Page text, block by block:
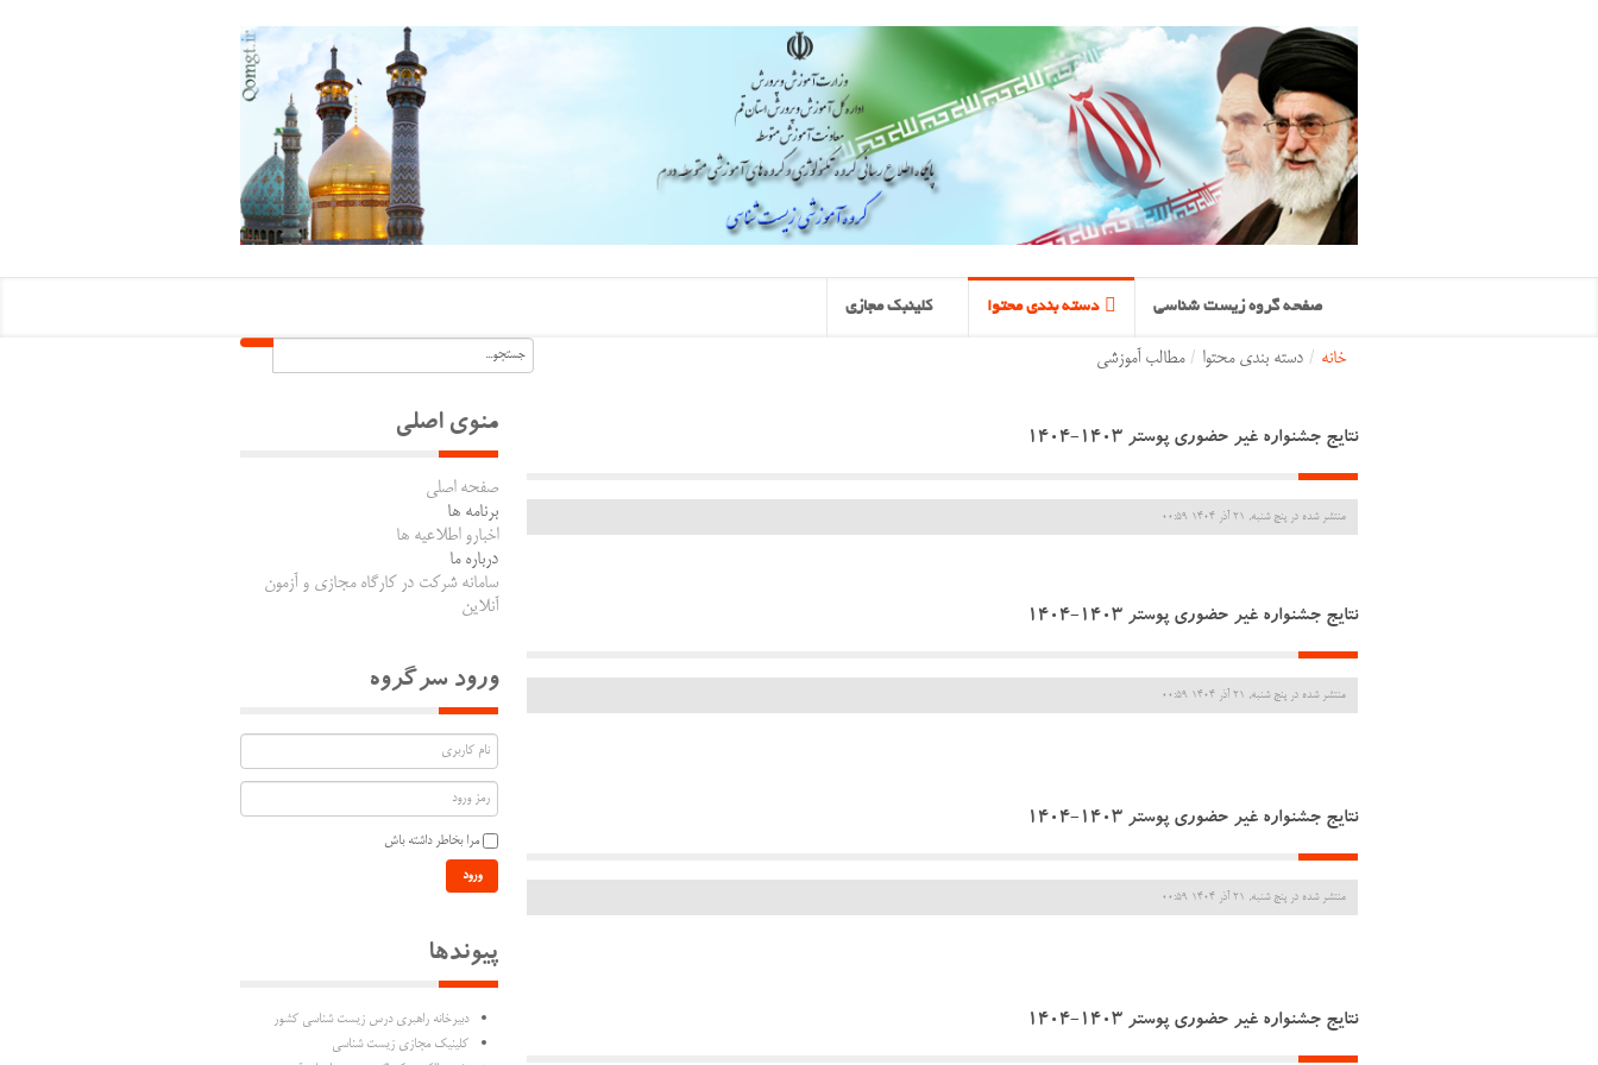
صفحه گروه زیست شناسی دسته بندی محتوا کلینبک مجازی
خانه / دسته بندی محتوا / مطالب آموزشی
نتایج جشنواره غیر حضوری پوستر 1403-1404
منتشر شده در پنج شنبه, 21 آذر 1404 00:59
نتایج جشنواره غیر حضوری پوستر 1403-1404
منتشر شده در پنج شنبه, 21 آذر 1404 00:59
نتایج جشنواره غیر حضوری پوستر 1403-1404
منتشر شده در پنج شنبه, 21 آذر 1404 00:59
نتایج جشنواره غیر حضوری پوستر 1403-1404
منوی اصلی
صفحه اصلی
برنامه ها
اخبارو اطلاعیه ها
درباره ما
سامانه شرکت در کارگاه مجازی و آزمون
آنلاین
ورود سرگروه
مرا بخاطر داشته باش
ورود
پیوندها
دبیرخانه راهبری درس زیست شناسی کشور
کلینیک مجازی زیست شناسی